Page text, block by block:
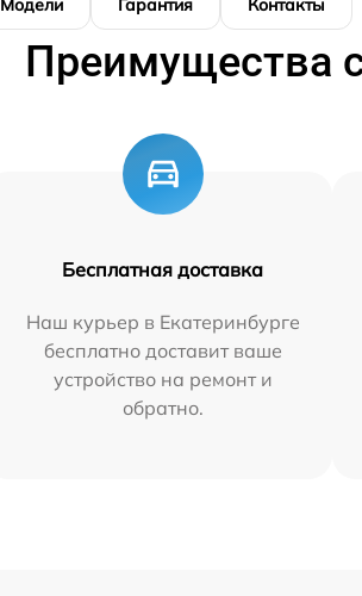
Модели Гарантия Контакты
Преимущества
Бесплатная доставка
Наш курьер в Екатеринбурге
бесплатно доставит ваше
устройство на ремонт и
обратно.